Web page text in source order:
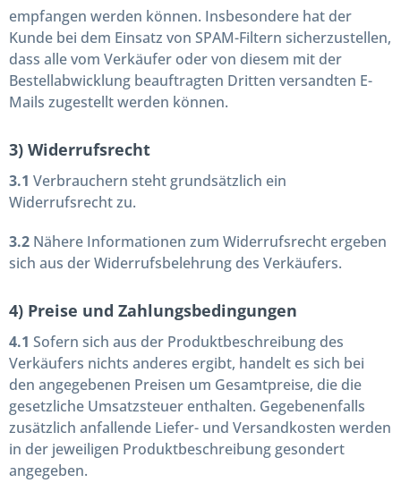
empfangen werden können. Insbesondere hat der
Kunde bei dem Einsatz von SPAM-Filtern sicherzustellen,
dass alle vom Verkäufer oder von diesem mit der
Bestellabwicklung beauftragten Dritten versandten E-
Mails zugestellt werden können.
3) Widerrufsrecht
3.1 Verbrauchern steht grundsätzlich ein
Widerrufsrecht zu.
3.2 Nähere Informationen zum Widerrufsrecht ergeben
sich aus der Widerrufsbelehrung des Verkäufers.
4) Preise und Zahlungsbedingungen
4.1 Sofern sich aus der Produktbeschreibung des
Verkäufers nichts anderes ergibt, handelt es sich bei
den angegebenen Preisen um Gesamtpreise, die die
gesetzliche Umsatzsteuer enthalten. Gegebenenfalls
zusätzlich anfallende Liefer- und Versandkosten werden
in der jeweiligen Produktbeschreibung gesondert
angegeben.